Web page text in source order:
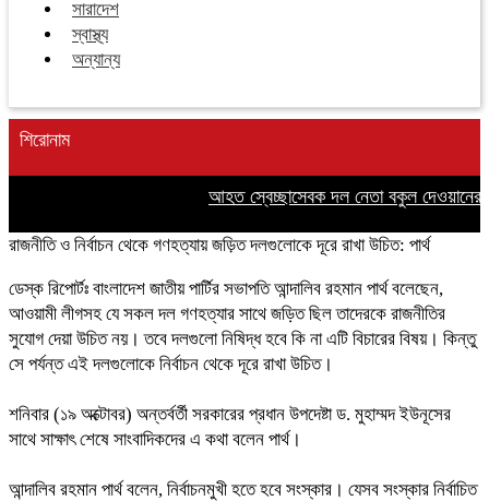
সারাদেশ
স্বাস্থ্য
অন্যান্য
শিরোনাম
আহত স্বেচ্ছাসেবক দল নেতা বকুল দেওয়ানের
রাজনীতি ও নির্বাচন থেকে গণহত্যায় জড়িত দলগুলোকে দূরে রাখা উচিত: পার্থ
ডেস্ক রিপোর্টঃ বাংলাদেশ জাতীয় পার্টির সভাপতি আন্দালিব রহমান পার্থ বলেছেন,
আওয়ামী লীগসহ যে সকল দল গণহত্যার সাথে জড়িত ছিল তাদেরকে রাজনীতির
সুযোগ দেয়া উচিত নয়। তবে দলগুলো নিষিদ্ধ হবে কি না এটি বিচারের বিষয়। কিন্তু
সে পর্যন্ত এই দলগুলোকে নির্বাচন থেকে দূরে রাখা উচিত।
শনিবার (১৯ অক্টোবর) অন্তর্বর্তী সরকারের প্রধান উপদেষ্টা ড. মুহাম্মদ ইউনূসের
সাথে সাক্ষাৎ শেষে সাংবাদিকদের এ কথা বলেন পার্থ।
আন্দালিব রহমান পার্থ বলেন, নির্বাচনমুখী হতে হবে সংস্কার। যেসব সংস্কার নির্বাচিত